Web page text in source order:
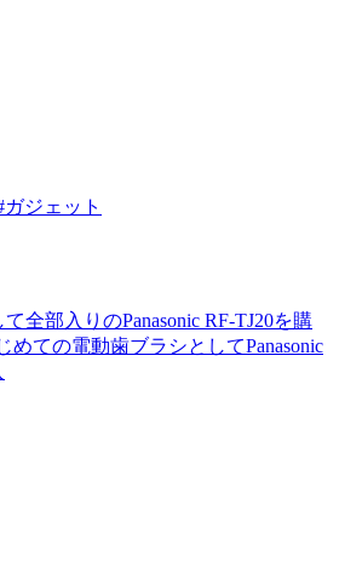
ガジェット
全部入りのPanasonic RF-TJ20を購
めての電動歯ブラシとしてPanasonic